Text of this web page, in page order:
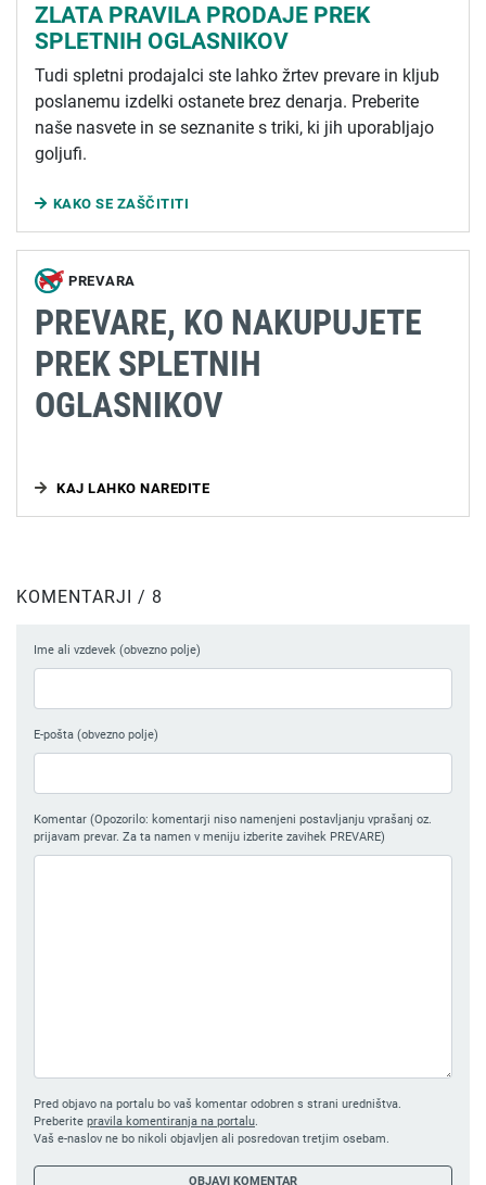
ZLATA PRAVILA PRODAJE PREK
SPLETNIH OGLASNIKOV
Tudi spletni prodajalci ste lahko žrtev prevare in kljub
poslanemu izdelki ostanete brez denarja. Preberite
naše nasvete in se seznanite s triki, ki jih uporabljajo
goljufi.
KAKO SE ZAŠČITITI
PREVARA
PREVARE, KO NAKUPUJETE
PREK SPLETNIH
OGLASNIKOV
KAJ LAHKO NAREDITE
KOMENTARJI / 8
Ime ali vzdevek (obvezno polje)
E-pošta (obvezno polje)
Komentar (Opozorilo: komentarji niso namenjeni postavljanju vprašanj oz.
prijavam prevar. Za ta namen v meniju izberite zavihek PREVARE)
Pred objavo na portalu bo vaš komentar odobren s strani uredništva.
Preberite pravila komentiranja na portalu.
Vaš e-naslov ne bo nikoli objavljen ali posredovan tretjim osebam.